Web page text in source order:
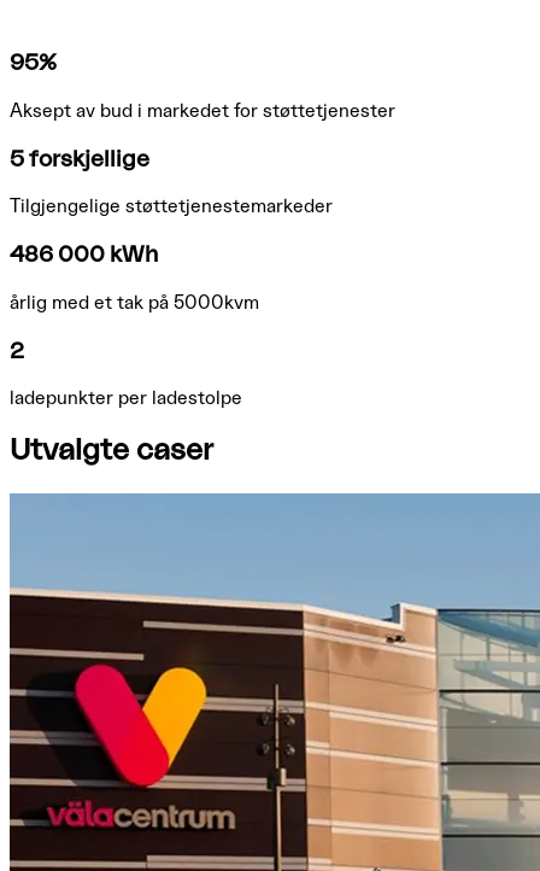
95%
Aksept av bud i markedet for støttetjenester
5 forskjellige
Tilgjengelige støttetjenestemarkeder
486 000 kWh
årlig med et tak på 5000kvm
2
ladepunkter per ladestolpe
Utvalgte caser